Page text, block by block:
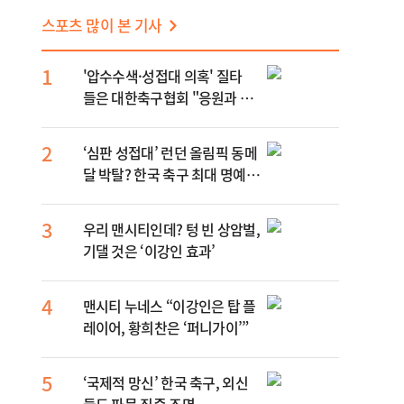
스포츠 많이 본 기사
1
'압수수색·성접대 의혹' 질타
들은 대한축구협회 "응원과 칭
2
‘심판 성접대’ 런던 올림픽 동메
달 박탈? 한국 축구 최대 명예
3
우리 맨시티인데? 텅 빈 상암벌,
기댈 것은 ‘이강인 효과’
4
맨시티 누네스 “이강인은 탑 플
레이어, 황희찬은 ‘퍼니가이’”
5
‘국제적 망신’ 한국 축구, 외신